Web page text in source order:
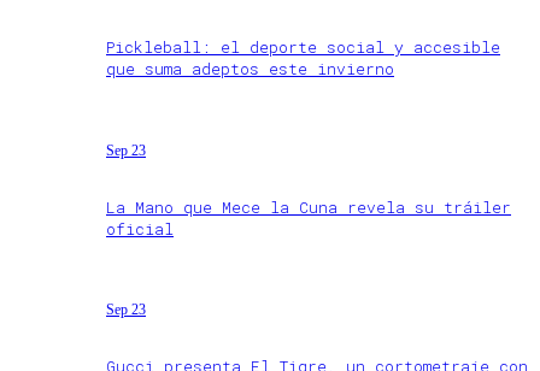
Pickleball: el deporte social y accesible
que suma adeptos este invierno
Sep 23
La Mano que Mece la Cuna revela su tráiler
oficial
Sep 23